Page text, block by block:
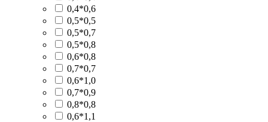
0,4*0,6
0,5*0,5
0,5*0,7
0,5*0,8
0,6*0,8
0,7*0,7
0,6*1,0
0,7*0,9
0,8*0,8
0,6*1,1